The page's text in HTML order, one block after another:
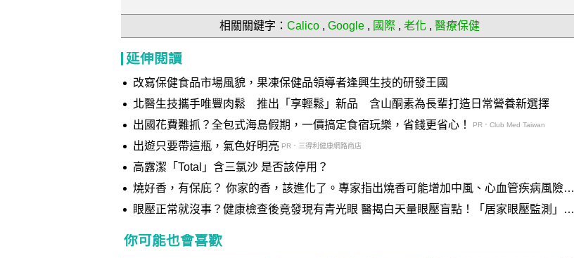
相關關鍵字： Calico , Google , 國際 , 老化 , 醫療保健
延伸閱讀
改寫保健食品市場風貌，果凍保健品領導者逢興生技的研發王國
北醫生技攜手唯豐肉鬆 推出「享輕鬆」新品 含山酮素為長輩打造日常營養新選擇
出國花費難抓？全包式海島假期，一價搞定食宿玩樂，省錢更省心！
PR．Club Med Taiwan
出遊只要帶這瓶，氣色好明亮 PR．三得利健康網路商店
高露潔「Total」含三氯沙 是否該停用？
燒好香，有保庇？ 你家的香，該進化了。專家指出燒香可能增加中風、心血管疾病風險，
甚至影響嬰兒發育
眼壓正常就沒事？健康檢查後竟發現有青光眼 醫揭白天量眼壓盲點！「居家眼壓監測」有
你可能也會喜歡